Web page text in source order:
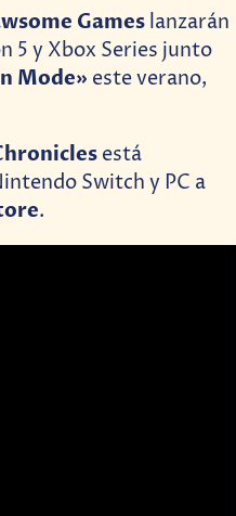
Games lanzarán
5 y Xbox Series junto
Mode» este verano,
está
Switch y PC a
.